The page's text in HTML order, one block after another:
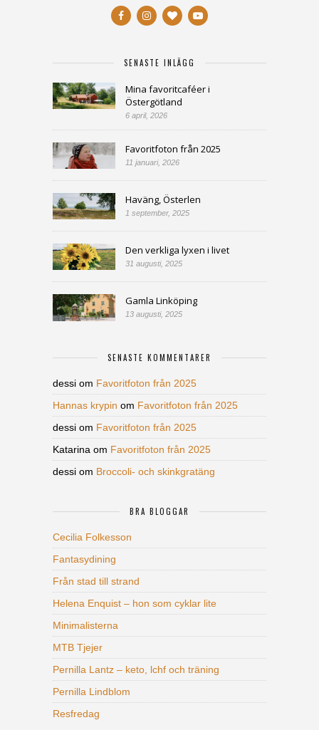
SENASTE INLÄGG
Mina favoritcaféer i
Östergötland
6 april, 2026
Favoritfoton från 2025
11 januari, 2026
Haväng, Österlen
1 september, 2025
Den verkliga lyxen i livet
31 augusti, 2025
Gamla Linköping
13 augusti, 2025
SENASTE KOMMENTARER
dessi om Favoritfoton från 2025
Hannas krypin om Favoritfoton från 2025
dessi om Favoritfoton från 2025
Katarina om Favoritfoton från 2025
dessi om Broccoli- och skinkgratäng
BRA BLOGGAR
Cecilia Folkesson
Fantasydining
Från stad till strand
Helena Enquist – hon som cyklar lite
Minimalisterna
MTB Tjejer
Pernilla Lantz – keto, lchf och träning
Pernilla Lindblom
Resfredag